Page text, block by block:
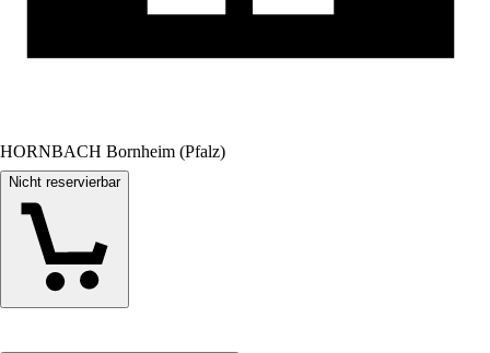
HORNBACH Bornheim (Pfalz)
Nicht reservierbar